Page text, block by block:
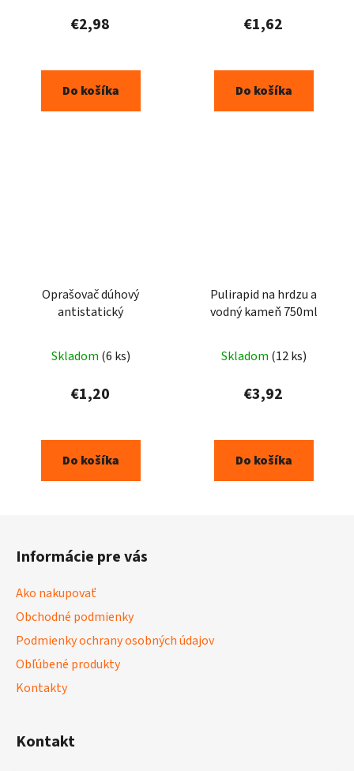
€2,98
Do košíka
€1,62
Do košíka
Oprašovač dúhový
antistatický
Skladom (6 ks)
€1,20
Do košíka
Pulirapid na hrdzu a
vodný kameň 750ml
Skladom (12 ks)
€3,92
Do košíka
Informácie pre vás
Ako nakupovať
Obchodné podmienky
Podmienky ochrany osobných údajov
Obľúbené produkty
Kontakty
Kontakt